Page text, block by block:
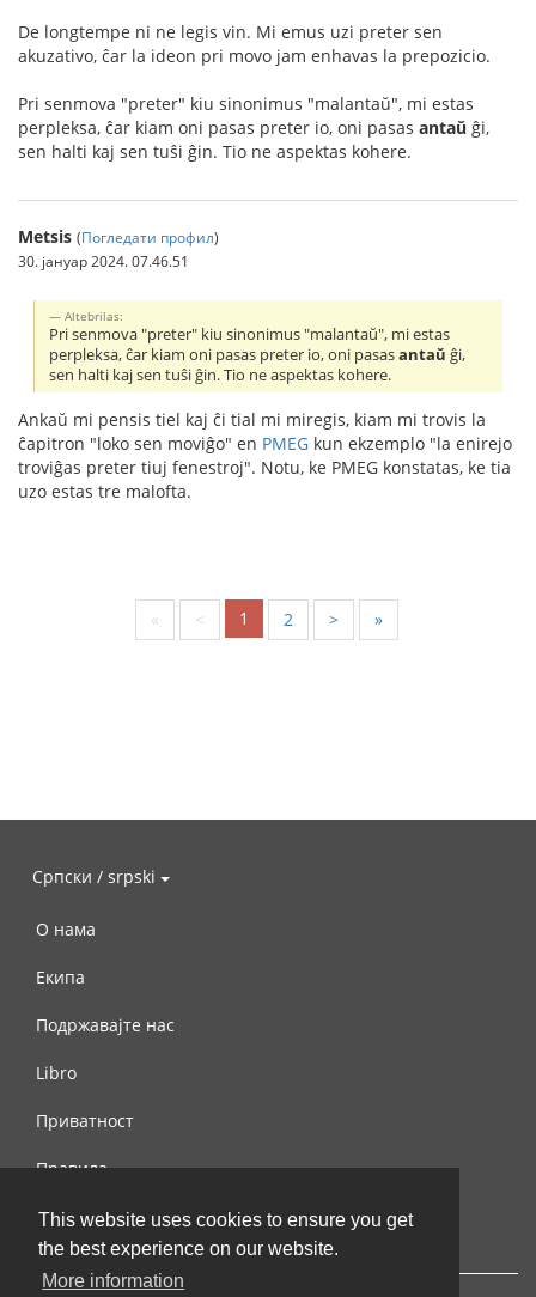
This website uses cookies to ensure you get
the best experience on our website.
More information
De longtempe ni ne legis vin. Mi emus uzi preter sen
akuzativo, ĉar la ideon pri movo jam enhavas la prepozicio.
Pri senmova "preter" kiu sinonimus "malantaŭ", mi estas
perpleksa, ĉar kiam oni pasas preter io, oni pasas antaŭ ĝi,
sen halti kaj sen tuŝi ĝin. Tio ne aspektas kohere.
Metsis (Погледати профил)
30. јануар 2024. 07.46.51
Altebrilas:
Pri senmova "preter" kiu sinonimus "malantaŭ", mi estas
perpleksa, ĉar kiam oni pasas preter io, oni pasasantaŭ ĝi,
sen halti kaj sen tuŝi ĝin. Tio ne aspektas kohere.
Ankaŭ mi pensis tiel kaj ĉi tial mi miregis, kiam mi trovis la
ĉapitron "loko sen moviĝo" en PMEG kun ekzemplo "la enirejo
troviĝas preter tiuj fenestroj". Notu, ke PMEG konstatas, ke tia
uzo estas tre malofta.
« < 1 2 > »
Српски / srpski
О нама
Екипа
Подржавајте нас
Libro
Приватност
Правила
Контактирајте нас